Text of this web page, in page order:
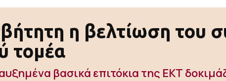
η βελτίωση του
τομέα
βασικά επιτόκια της ΕΚΤ